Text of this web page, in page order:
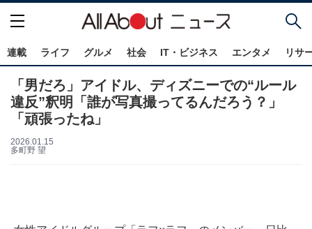
連載 ライフ グルメ 社会 IT・ビジネス エンタメ リサ
「男だろ」アイドル、ディズニーでの“ルール
違反”釈明「誰が写真撮ってるんだろう？」
「頑張ったね」
2026.01.15
多町野 望